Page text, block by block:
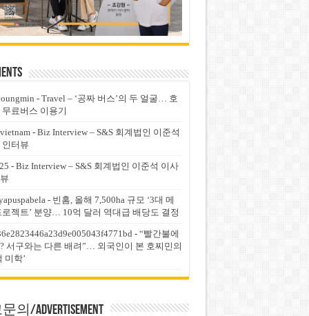
- Travel – ‘공짜 버스’의 두 얼굴… 호
료버스 이용기
- Biz Interview – S&S 회계법인 이준석
터뷰
- Biz Interview – S&S 회계법인 이준석 이사
- 빈홈, 올해 7,500ha 규모 ‘3대 메
로젝트’ 분양… 10억 달러 역대급 배당도 결정
- “빨간불에
서구와는 다른 배려”… 외국인이 본 호찌민의
미학’
의/Advertisement